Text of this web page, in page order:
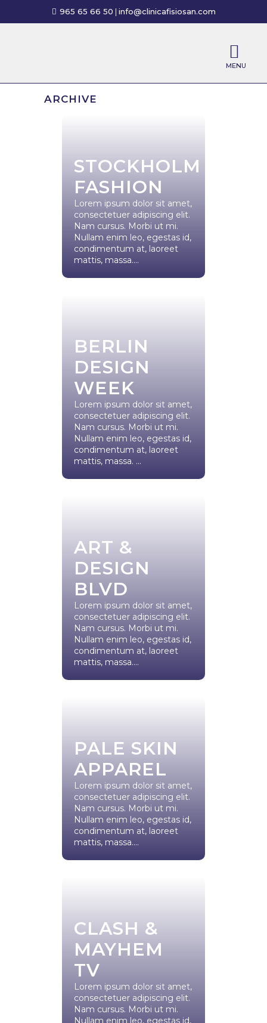
965 65 66 50 | info@clinicafisiosan.com
ARCHIVE
STOCKHOLM
FASHION
Lorem ipsum dolor sit amet,
consectetuer adipiscing elit.
Nam cursus. Morbi ut mi.
Nullam enim leo, egestas id,
condimentum at, laoreet
mattis, massa....
BERLIN
DESIGN
WEEK
Lorem ipsum dolor sit amet,
consectetuer adipiscing elit.
Nam cursus. Morbi ut mi.
Nullam enim leo, egestas id,
condimentum at, laoreet
mattis, massa. ...
ART &
DESIGN
BLVD
Lorem ipsum dolor sit amet,
consectetuer adipiscing elit.
Nam cursus. Morbi ut mi.
Nullam enim leo, egestas id,
condimentum at, laoreet
mattis, massa....
PALE SKIN
APPAREL
Lorem ipsum dolor sit amet,
consectetuer adipiscing elit.
Nam cursus. Morbi ut mi.
Nullam enim leo, egestas id,
condimentum at, laoreet
mattis, massa....
CLASH &
MAYHEM
TV
Lorem ipsum dolor sit amet,
consectetuer adipiscing elit.
Nam cursus. Morbi ut mi.
Nullam enim leo, egestas id,